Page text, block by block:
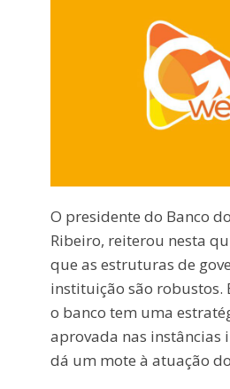
O presidente do Banco
Ribeiro, reiterou nesta
que as estruturas de
instituição são robustos.
o banco tem uma
aprovada nas instâncias
dá um mote à atuação